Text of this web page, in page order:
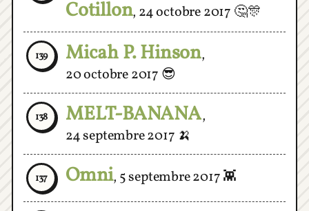
139 Micah P. Hinson,
20 octobre 2017😎
138 MELT-BANANA,
24 septembre 2017🍌
137 Omni,5 septembre 2017👾
136 Chris Cohen,8 juin 2017🎙